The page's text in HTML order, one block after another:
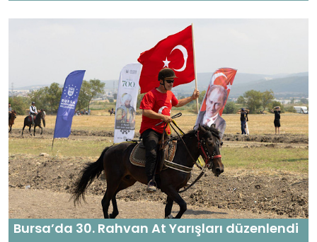
Bursa’da 30. Rahvan At Yarışları düzenlendi